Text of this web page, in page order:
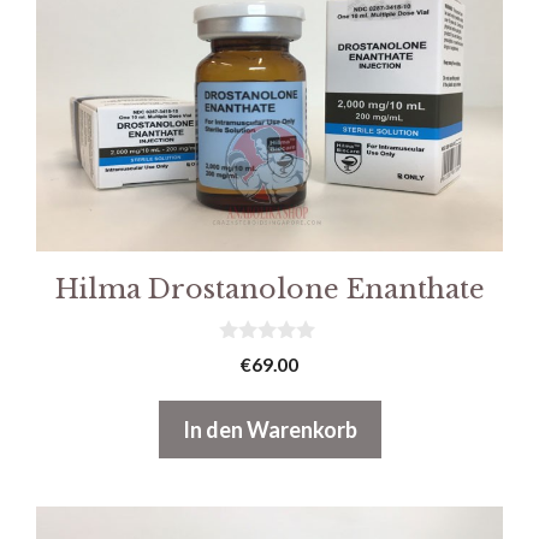
Hilma Drostanolone Enanthate
5
€69.00
In den Warenkorb